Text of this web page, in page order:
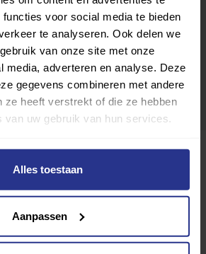
voor social media te bieden
te analyseren. Ook delen we
van onze site met onze
media, adverteren en analyse. Deze
gegevens combineren met andere
ze heeft verstrekt of die ze hebben
uw gebruik van hun services.
Alles toestaan
Aanpassen
deze club? Klik hier